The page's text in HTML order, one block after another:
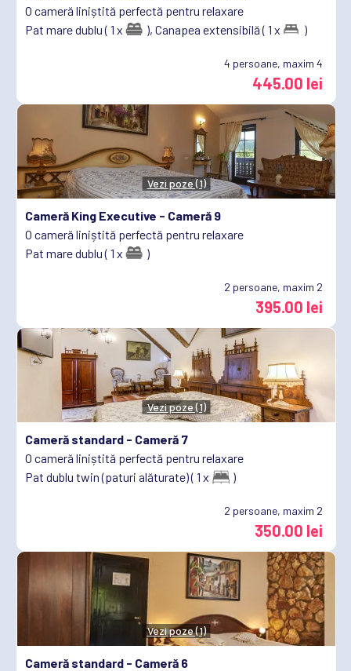
O cameră liniștită perfectă pentru relaxare
Pat mare dublu ( 1 x
), Canapea extensibilă ( 1 x )
4 persoane, maxim 4
445.00 lei
Vezi poze (1)
Cameră King Executive - Cameră 9
O cameră liniștită perfectă pentru relaxare
Pat mare dublu ( 1 x
)
2 persoane, maxim 2
395.00 lei
Vezi poze (1)
Cameră standard - Cameră 7
O cameră liniștită perfectă pentru relaxare
Pat dublu twin (paturi alăturate) ( 1 x
)
2 persoane, maxim 2
350.00 lei
Vezi poze (1)
Cameră standard - Cameră 6